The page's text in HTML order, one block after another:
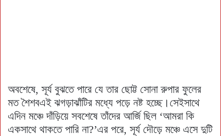
অবশেষে, সূর্য বুঝতে পারে যে তার ছোট্ট সোনা রুপার ফুলের
মত শৈশবএই ঝগড়াঝাঁটির মধ্যে পড়ে নষ্ট হচ্ছে।সেইসাথে
এদিন মঞ্চে দাঁড়িয়ে সবশেষে তাঁদের আর্জি ছিল ‘আমরা কি
একসাথে থাকতে পারি না?’এর পরে, সূর্য দৌড়ে মঞ্চে এসে দুটি